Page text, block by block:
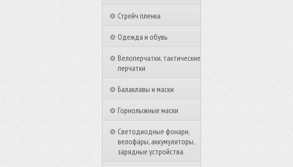
Стрейч пленка
Одежда и обувь
Велоперчатки, тактические
перчатки
Балаклавы и маски
Горнолыжные маски
Светодиодные фонари,
велофары, аккумуляторы,
зарядные устройства